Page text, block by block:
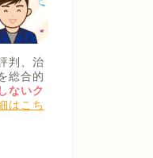
判、治
総合的
ないク
はこち